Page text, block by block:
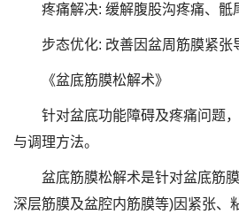
疼痛解决: 缓解腹股沟疼痛、骶
步态优化: 改善因盆周筋膜紧张
《盆底筋膜松解术》
针对盆底功能障碍及疼痛问题
与调理方法。
盆底筋膜松解术是针对盆底筋
深层筋膜及盆腔内筋膜等)因紧张、